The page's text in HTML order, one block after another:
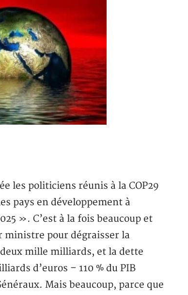
les politiciens réunis à la COP29
pays en développement à
». C’est à la fois beaucoup et
ministre pour dégraisser la
mille milliards, et la dette
d’euros – 110 % du PIB
Mais beaucoup, parce que